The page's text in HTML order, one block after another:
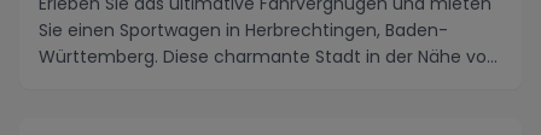
Sie einen Sportwagen in Herbrechtingen, Baden-
Württemberg. Diese charmante Stadt in der Nähe von